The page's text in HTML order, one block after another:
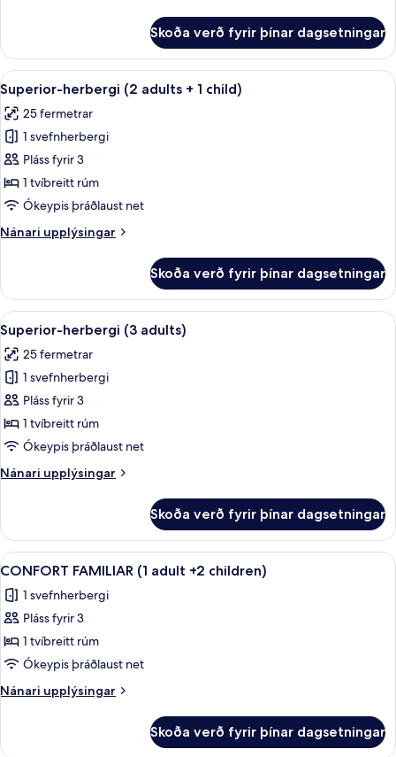
herbergi
(2
adults)
Skoða verð fyrir þínar dagsetningar
Skoða
allar
myndir
fyrir
Superior-
herbergi
(2
+
Míníbar, öryggishólf í herbergi,
11
Superior-herbergi (2 adults + 1 child)
25 fermetrar
1 svefnherbergi
Pláss fyrir 3
1 tvíbreitt rúm
Ókeypis þráðlaust net
Nánari upplýsingar
Nánari
herbergi
(2
adults
child)
Skoða verð fyrir þínar dagsetningar
Skoða
allar
myndir
fyrir
Superior-
herbergi
(3
Míníbar, öryggishólf í herbergi,
11
Superior-herbergi (3 adults)
25 fermetrar
1 svefnherbergi
Pláss fyrir 3
1 tvíbreitt rúm
Ókeypis þráðlaust net
Nánari upplýsingar
Nánari
herbergi
(3
adults)
Skoða verð fyrir þínar dagsetningar
Skoða
allar
myndir
fyrir
CONFORT
FAMILIAR
(1
adult
children)
Míníbar, öryggishólf í herbergi,
1
CONFORT FAMILIAR (1 adult +2 children)
1 svefnherbergi
Pláss fyrir 3
1 tvíbreitt rúm
Ókeypis þráðlaust net
Nánari upplýsingar
Nánari
FAMILIAR
Skoða verð fyrir þínar dagsetningar